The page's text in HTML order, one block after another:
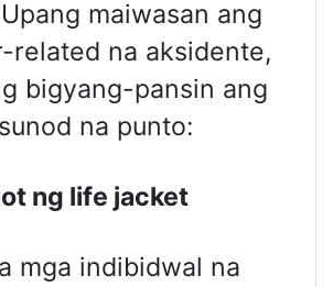
maiwasan ang
related na aksidente,
bigyang-pansin ang
na punto:
ng life jacket
mga indibidwal na